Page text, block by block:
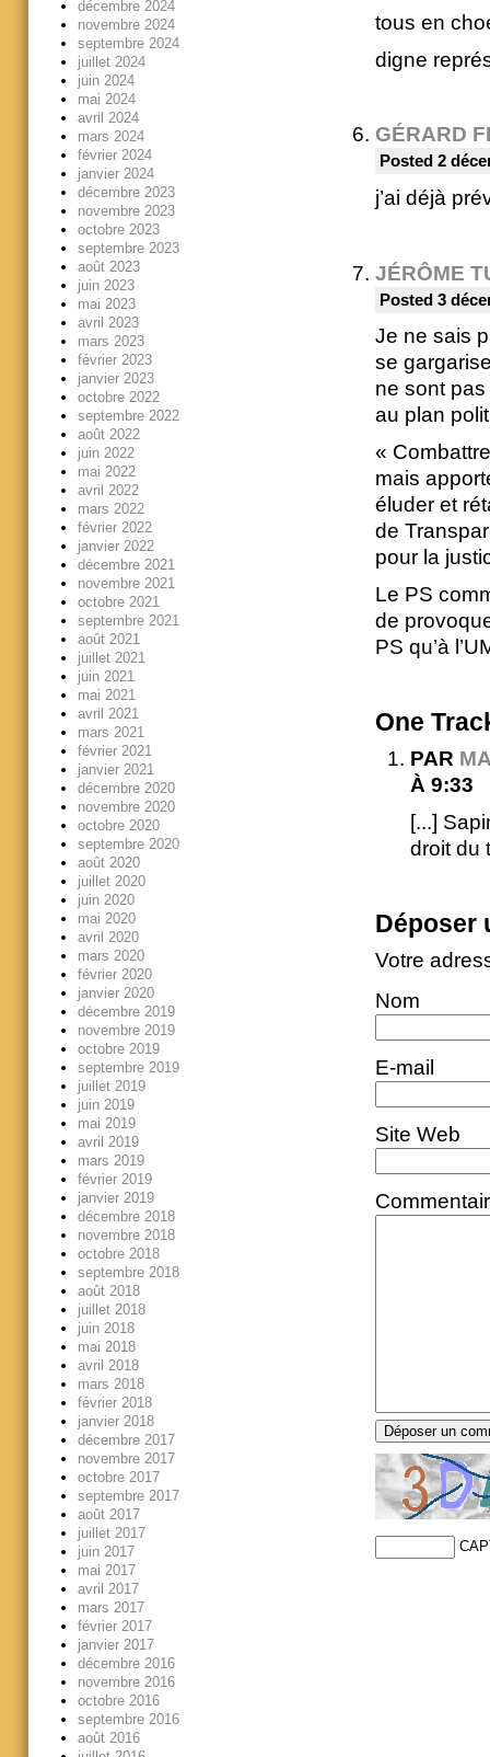
tous en
digne
GÉRARD
Posted 2
j’ai déjà
JÉRÔME
Posted 3
Je ne sais
se
ne sont
au plan
«
mais
éluder et
de
pour la
Le PS
de
PS qu’à
One
PAR
À 9:33
[...]
droit du
Déposer
Votre
Nom
E-mail
Site Web
décembre 2024
novembre 2024
septembre 2024
juillet 2024
juin 2024
mai 2024
avril 2024
mars 2024
février 2024
janvier 2024
décembre 2023
novembre 2023
octobre 2023
septembre 2023
août 2023
juin 2023
mai 2023
avril 2023
mars 2023
février 2023
janvier 2023
octobre 2022
septembre 2022
août 2022
juin 2022
mai 2022
avril 2022
mars 2022
février 2022
janvier 2022
décembre 2021
novembre 2021
octobre 2021
septembre 2021
août 2021
juillet 2021
juin 2021
mai 2021
avril 2021
mars 2021
février 2021
janvier 2021
décembre 2020
novembre 2020
octobre 2020
septembre 2020
août 2020
juillet 2020
juin 2020
mai 2020
avril 2020
mars 2020
février 2020
janvier 2020
décembre 2019
novembre 2019
octobre 2019
septembre 2019
juillet 2019
juin 2019
mai 2019
avril 2019
mars 2019
février 2019
janvier 2019
décembre 2018
novembre 2018
octobre 2018
septembre 2018
août 2018
juillet 2018
juin 2018
mai 2018
avril 2018
mars 2018
février 2018
janvier 2018
décembre 2017
novembre 2017
octobre 2017
septembre 2017
août 2017
juillet 2017
juin 2017
mai 2017
avril 2017
mars 2017
février 2017
janvier 2017
décembre 2016
novembre 2016
octobre 2016
septembre 2016
août 2016